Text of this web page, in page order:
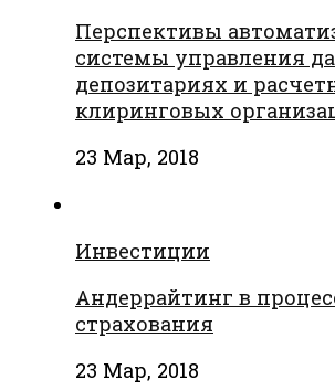
Перспективы
системы управления
депозитариях и
клиринговых
23 Мар, 2018
Инвестиции
Андеррайтинг в
страхования
23 Мар, 2018